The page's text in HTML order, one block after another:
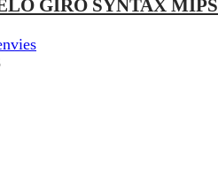
GIRO SYNTAX MIPS